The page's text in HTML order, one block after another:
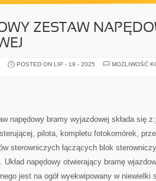
ZESTAW
POSTED ON LIP - 19 - 2025
MOŻLIWOŚĆ
napędowy bramy wyjazdowej składa się
pilota, kompletu fotokomórek,
sterowniczych łączących blok
Układ napędowy otwierający bramę
jest na ogół wyekwipowany w